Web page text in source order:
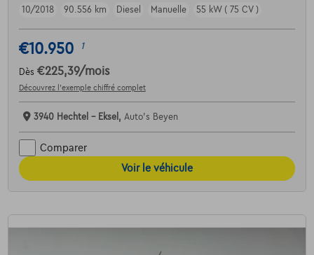
10/2018
90.556 km Diesel Manuelle 55 kW ( 75 CV )
€10.950 1
Dès €225,39/mois
Découvrez l’exemple chiffré complet
3940 Hechtel - Eksel, Auto's Beyen
Comparer
Voir le véhicule